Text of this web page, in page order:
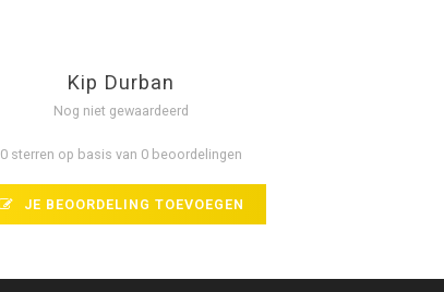
Kip Durban
Nog niet gewaardeerd
0 sterren op basis van 0 beoordelingen
JE BEOORDELING TOEVOEGEN